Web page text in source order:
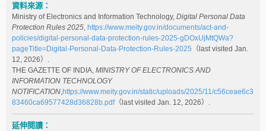
資料來源：
Ministry of Electronics and Information Technology, Digital Personal Data
Protection Rules 2025, https://www.meity.gov.in/documents/act-and-
policies/digital-personal-data-protection-rules-2025-gDOxUjMtQWa?
pageTitle=Digital-Personal-Data-Protection-Rules-2025 （last visited Jan.
12, 2026）.
THE GAZETTE OF INDIA, MINISTRY OF ELECTRONICS AND
INFORMATION TECHNOLOGY
NOTIFICATION,https://www.meity.gov.in/static/uploads/2025/11/c56ceae6c3
83460ca69577428d36828b.pdf（last visited Jan. 12, 2026）.
延伸閱讀：